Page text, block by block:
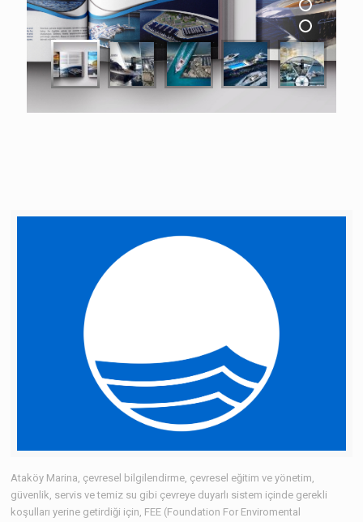
Ataköy Marina, çevresel bilgilendirme, çevresel eğitim ve yönetim,
güvenlik, servis ve temiz su gibi çevreye duyarlı sistem içinde gerekli
koşulları yerine getirdiği için, FEE (Foundation For Enviromental